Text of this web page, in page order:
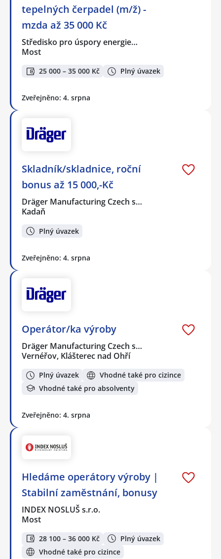
tepelných čerpadel (m/ž) -
mzda až 35 000 Kč
Středisko pro úspory energie…
Most
25 000 – 35 000 Kč Plný úvazek
Zveřejněno: 4. srpna
Skladník/skladnice, roční
bonus až 15 000,-Kč
Dräger Manufacturing Czech s…
Kadaň
Plný úvazek
Zveřejněno: 4. srpna
Operátor/ka výroby
Dräger Manufacturing Czech s…
Vernéřov, Klášterec nad Ohří
Plný úvazek
Vhodné také pro cizince
Vhodné také pro absolventy
Zveřejněno: 4. srpna
Hledáme operátory výroby |
Stabilní zaměstnání, bonusy
INDEX NOSLUŠ s.r.o.
Most
28 100 – 36 000 Kč
Plný úvazek
Vhodné také pro cizince